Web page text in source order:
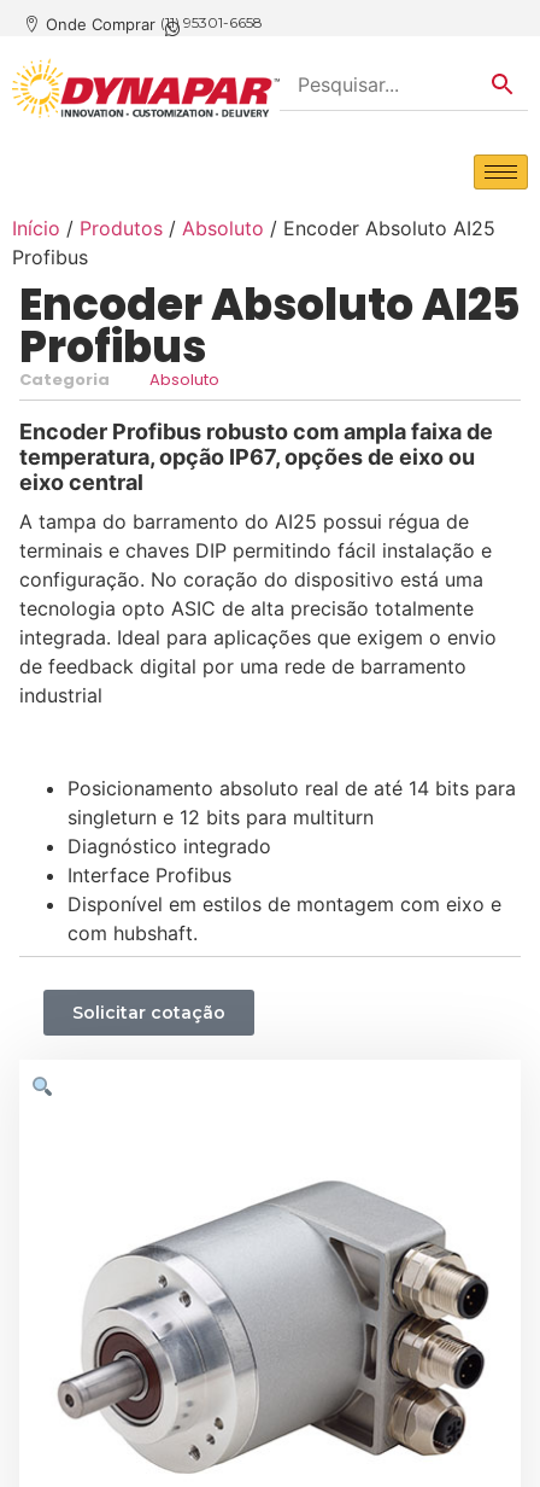
Onde Comprar (11) 95301-6658
Início / Produtos / Absoluto / Encoder Absoluto AI25
Profibus
Encoder Absoluto AI25
Profibus
Categoria Absoluto
Encoder Profibus robusto com ampla faixa de
temperatura, opção IP67, opções de eixo ou
eixo central
A tampa do barramento do AI25 possui régua de
terminais e chaves DIP permitindo fácil instalação e
configuração. No coração do dispositivo está uma
tecnologia opto ASIC de alta precisão totalmente
integrada. Ideal para aplicações que exigem o envio
de feedback digital por uma rede de barramento
industrial
Posicionamento absoluto real de até 14 bits para
singleturn e 12 bits para multiturn
Diagnóstico integrado
Interface Profibus
Disponível em estilos de montagem com eixo e
com hubshaft.
Solicitar cotação